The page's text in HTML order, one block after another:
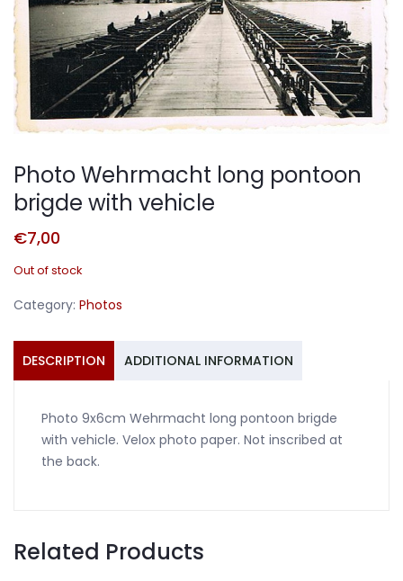
Photo Wehrmacht long pontoon
brigde with vehicle
€7,00
Out of stock
Category: Photos
DESCRIPTION ADDITIONAL INFORMATION
Photo 9x6cm Wehrmacht long pontoon brigde
with vehicle. Velox photo paper. Not inscribed at
the back.
Related Products